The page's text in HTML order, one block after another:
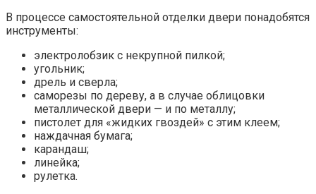
В процессе самостоятельной отделки двери понадобятся
инструменты:
электролобзик с некрупной пилкой;
угольник;
дрель и сверла;
саморезы по дереву, а в случае облицовки
металлической двери — и по металлу;
пистолет для «жидких гвоздей» с этим клеем;
наждачная бумага;
карандаш;
линейка;
рулетка.